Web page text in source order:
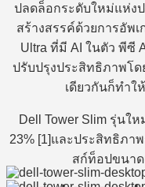
ปลดล็อกระดับใหม่แห่ง
สร้างสรรค์ด้วยการอัพ
Ultra ที่มี AI ในตัว พีซี
ปรับปรุงประสิทธิภาพโ
เดียวกันก็ทำใ
Dell Tower Slim รุ่นใ
23% [1]และประสิทธิภา
สก์ท็อปขนาด